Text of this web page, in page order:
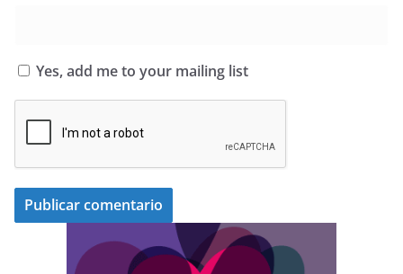
Yes, add me to your mailing list